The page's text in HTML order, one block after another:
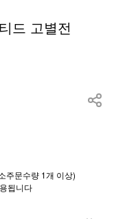
드 고별전
주문수량 1개 이상)
됩니다